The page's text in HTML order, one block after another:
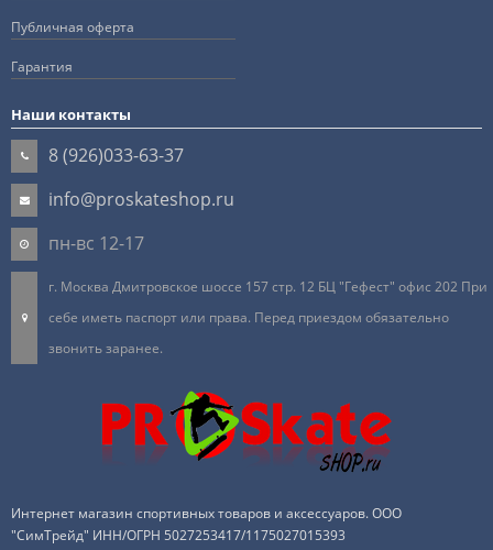
Публичная оферта
Гарантия
Наши контакты
8 (926)033-63-37
info@proskateshop.ru
пн-вс 12-17
г. Москва Дмитровское шоссе 157 стр. 12 БЦ "Гефест" офис 202 При
себе иметь паспорт или права. Перед приездом обязательно
звонить заранее.
Интернет магазин спортивных товаров и аксессуаров. ООО
"СимТрейд" ИНН/ОГРН 5027253417/1175027015393